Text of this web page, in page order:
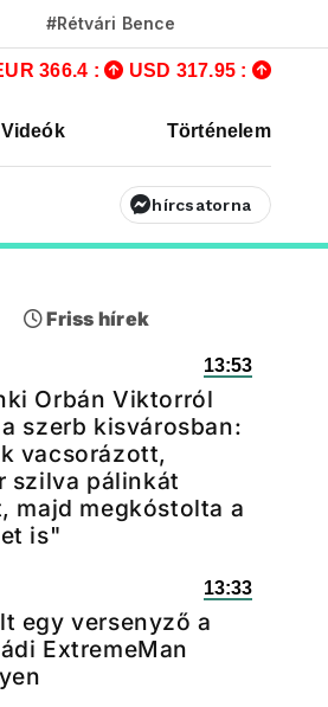
#Rétvári Bence
366.4 : USD 317.95 :
Videók Történelem
hírcsatorna
Friss hírek
13:53
Orbán Viktorról
szerb kisvárosban:
vacsorázott,
szilva pálinkát
majd megkóstolta a
is"
13:33
egy versenyző a
ExtremeMan